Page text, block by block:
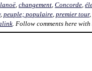
, changement, Concorde,
, peuple; populaire, premier tour,
. Follow comments here with